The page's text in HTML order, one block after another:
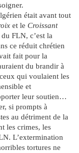
était avant tout
et le Croissant
FLN, c’est la
ce réduit chrétien
fait pour la
du brandir à
qui voulaient les
et
leur soutien…
si prompts à
au détriment de la
les crimes, les
L’extermination
tortures ne